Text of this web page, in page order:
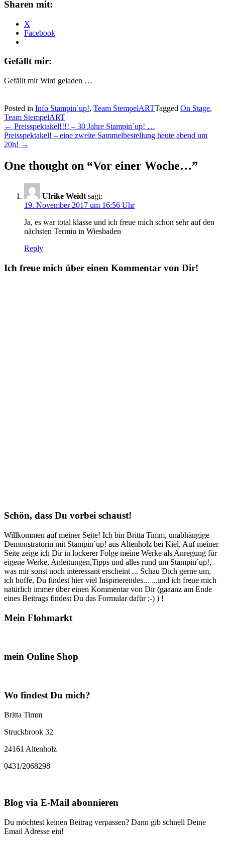
Sharen mit:
X
Facebook
Gefällt mir:
Gefällt mir Wird geladen …
Posted in Info Stampin´up!, Team StempelARTTagged On Stage,
Team StempelART
Post
navigation
← Preisspektakel!!!! – 30 Jahre Stampin´up! …
Preisspektakel! – eine zweite Sammelbestellung heute abend um
20h! →
One thought on “Vor einer Woche…”
Ulrike Weidt sagt:
19. November 2017 um 16:56 Uhr
Ja, es war total klasse und ich freue mich schon sehr auf den
nächsten Termin in Wiesbaden
Reply
Ich freue mich über einen Kommentar von Dir!
Schön, dass Du vorbei schaust!
Willkommen auf meiner Seite! Ich bin Britta Timm, unabhängige
Demonstratorin mit Stampin´up! aus Altenholz bei Kiel. Auf meiner
Seite zeige ich Dir in lockerer Folge meine Werke als Anregung für
eigene Werke, Anleitungen,Tipps und alles rund um Stampin´up!,
was mir sonst noch interessant erscheint ... Schau Dich gerne um,
ich hoffe, Du findest hier viel Inspirierendes... ...und ich freue mich
natürlich immer über einen Kommentar von Dir (gaaanz am Ende
eines Beitrags findest Du das Formular dafür ;-) ) !
Mein Flohmarkt
mein Online Shop
Wo findest Du mich?
Britta Timm
Struckbrook 32
24161 Altenholz
0431/2068298
Blog via E-Mail abonnieren
Du möchtest keinen Beitrag verpassen? Dann gib schnell Deine
Email Adresse ein!